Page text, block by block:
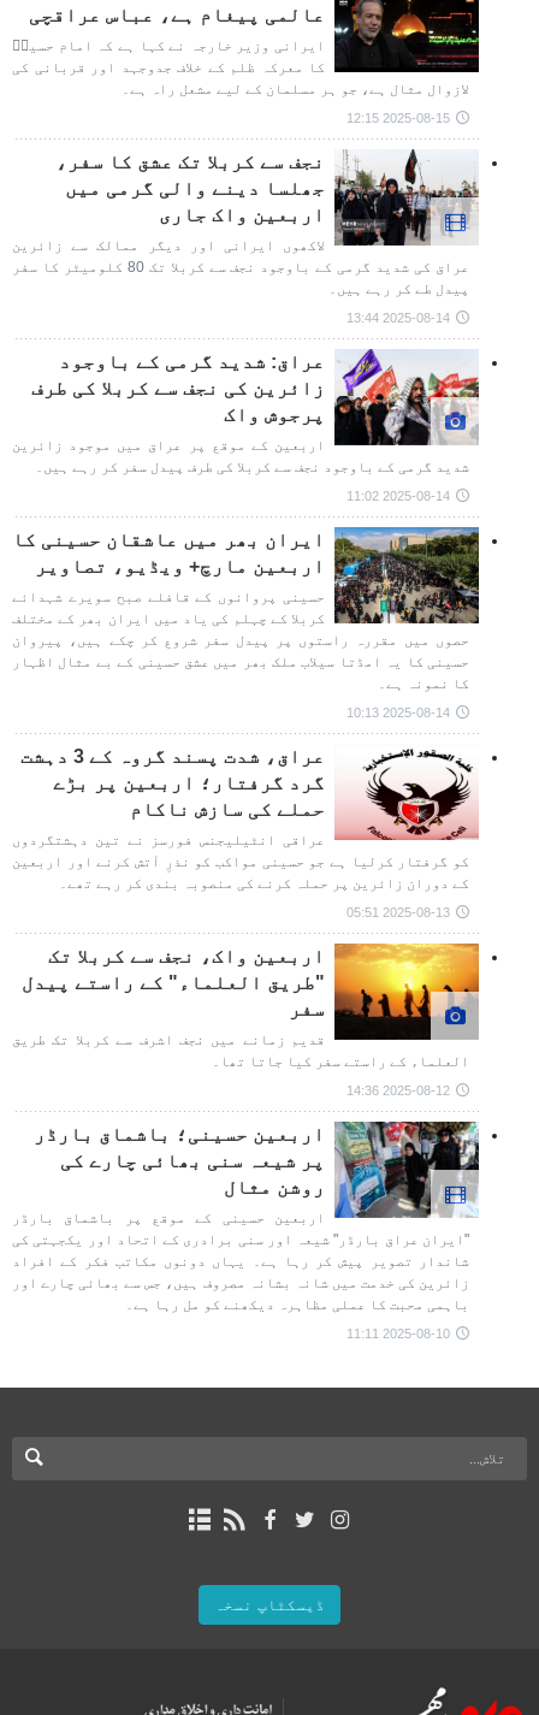
عالمی پیغام ہے، عباس عراقچی
ایرانی وزیر خارجہ نے کہا ہے کہ امام حسینؑ
کا معرکہ ظلم کے خلاف جدوجہد اور قربانی کی
لازوال مثال ہے، جو ہر مسلمان کے لیے مشعل راہ ہے۔
2025-08-15 12:15
نجف سے کربلا تک عشق کا سفر،
جھلسا دینے والی گرمی میں
اربعین واک جاری
لاکھوں ایرانی اور دیگر ممالک سے زائرین
عراق کی شدید گرمی کے باوجود نجف سے کربلا تک 80 کلومیٹر کا سفر
پیدل طے کر رہے ہیں۔
2025-08-14 13:44
عراق: شدید گرمی کے باوجود
زائرین کی نجف سے کربلا کی طرف
پرجوش واک
اربعین کے موقع پر عراق میں موجود زائرین
شدید گرمی کے باوجود نجف سے کربلا کی طرف پیدل سفر کر رہے ہیں۔
2025-08-14 11:02
ایران بھر میں عاشقان حسینی کا
اربعین مارچ+ ویڈیو، تصاویر
حسینی پروانوں کے قافلے صبح سویرے شہدائے
کربلا کے چہلم کی یاد میں ایران بھر کے مختلف
حصوں میں مقررہ راستوں پر پیدل سفر شروع کر چکے ہیں، پیروان
حسینی کا یہ امڈتا سیلاب ملک بھر میں عشق حسینی کے بے مثال اظہار
کا نمونہ ہے۔
2025-08-14 10:13
عراق، شدت پسند گروہ کے 3 دہشت
گرد گرفتار؛ اربعین پر بڑے
حملے کی سازش ناکام
عراقی انٹیلیجنس فورسز نے تین دہشتگردوں
کو گرفتار کرلیا ہے جو حسینی مواکب کو نذرِ آتش کرنے اور اربعین
کے دوران زائرین پر حملہ کرنے کی منصوبہ بندی کر رہے تھے۔
2025-08-13 05:51
اربعین واک، نجف سے کربلا تک
"طریق العلماء" کے راستے پیدل
سفر
قدیم زمانے میں نجف اشرف سے کربلا تک طریق
العلماء کے راستے سفر کیا جاتا تھا۔
2025-08-12 14:36
اربعین حسینی؛ باشماق بارڈر
پر شیعہ سنی بھائی چارے کی
روشن مثال
اربعین حسینی کے موقع پر باشماق بارڈر
"ایران عراق بارڈر" شیعہ اور سنی برادری کے اتحاد اور یکجہتی کی
شاندار تصویر پیش کر رہا ہے۔ یہاں دونوں مکاتب فکر کے افراد
زائرین کی خدمت میں شانہ بشانہ مصروف ہیں، جس سے بھائی چارے اور
باہمی محبت کا عملی مظاہرہ دیکھنے کو مل رہا ہے۔
2025-08-10 11:11
ڈیسکٹاپ نسخہ